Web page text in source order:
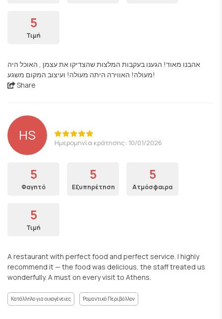
5
Τιμή
אהבנו מאוד! הגענו בעקבות המלצות שהצדיקו את עצמן , האוכל היה
מעולה! האווירה היתה מעולה! ועיצוב המקום משגע!
Share
HS Ημερομηνία κράτησης: 10/01/2026
5
Φαγητό
5
Εξυπηρέτηση
5
Ατμόσφαιρα
5
Τιμή
A restaurant with perfect food and perfect service. I highly
recommend it — the food was delicious, the staff treated us
wonderfully. A must on every visit to Athens.
Κατάλληλο για οικογένειες Ρομαντικό Περιβάλλον